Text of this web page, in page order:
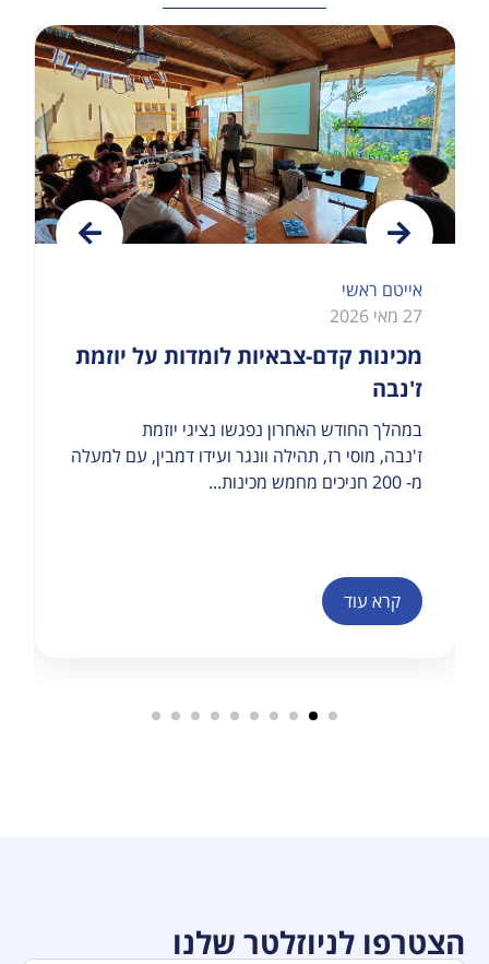
אייטם ראשי
27 מאי 2026
מכינות קדם-צבאיות לומדות על יוזמת
ז'נבה
במהלך החודש האחרון נפגשו נציגי יוזמת
ז'נבה, מוסי רז, תהילה וונגר ועידו דמבין, עם למעלה
מ- 200 חניכים מחמש מכינות...
קרא עוד
הצטרפו לניוזלטר שלנו